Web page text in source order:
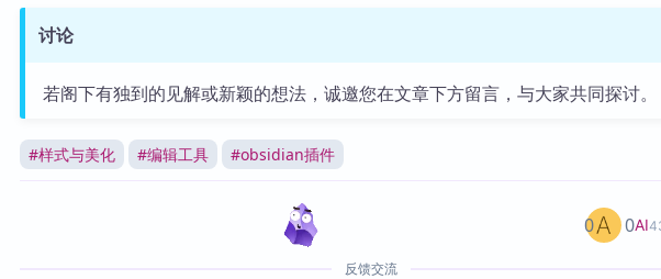
讨论
若阁下有独到的见解或新颖的想法，诚邀您在文章下方留言，与大家共同探讨。
#样式与美化 #编辑工具 #obsidian插件
AI
0 0
反馈交流